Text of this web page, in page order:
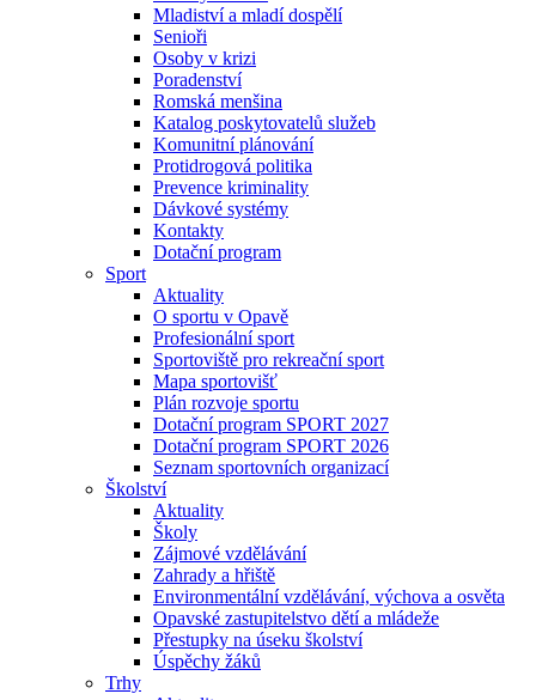
Mladiství a mladí dospělí
Senioři
Osoby v krizi
Poradenství
Romská menšina
Katalog poskytovatelů služeb
Komunitní plánování
Protidrogová politika
Prevence kriminality
Dávkové systémy
Kontakty
Dotační program
Sport
Aktuality
O sportu v Opavě
Profesionální sport
Sportoviště pro rekreační sport
Mapa sportovišť
Plán rozvoje sportu
Dotační program SPORT 2027
Dotační program SPORT 2026
Seznam sportovních organizací
Školství
Aktuality
Školy
Zájmové vzdělávání
Zahrady a hřiště
Environmentální vzdělávání, výchova a osvěta
Opavské zastupitelstvo dětí a mládeže
Přestupky na úseku školství
Úspěchy žáků
Trhy